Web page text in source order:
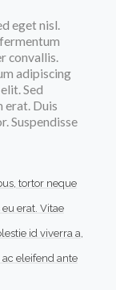
eget nisl.
convallis.
adipiscing
Sed
erat. Duis
Suspendisse
tortor neque
erat. Vitae
id viverra a,
eleifend ante